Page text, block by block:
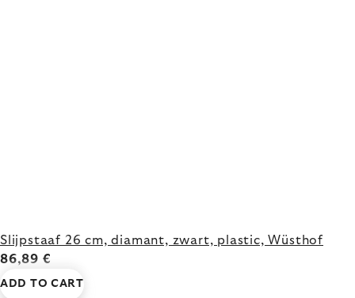
Slijpstaaf 26 cm, diamant, zwart, plastic, Wüsthof
86,89 €
ADD TO CART